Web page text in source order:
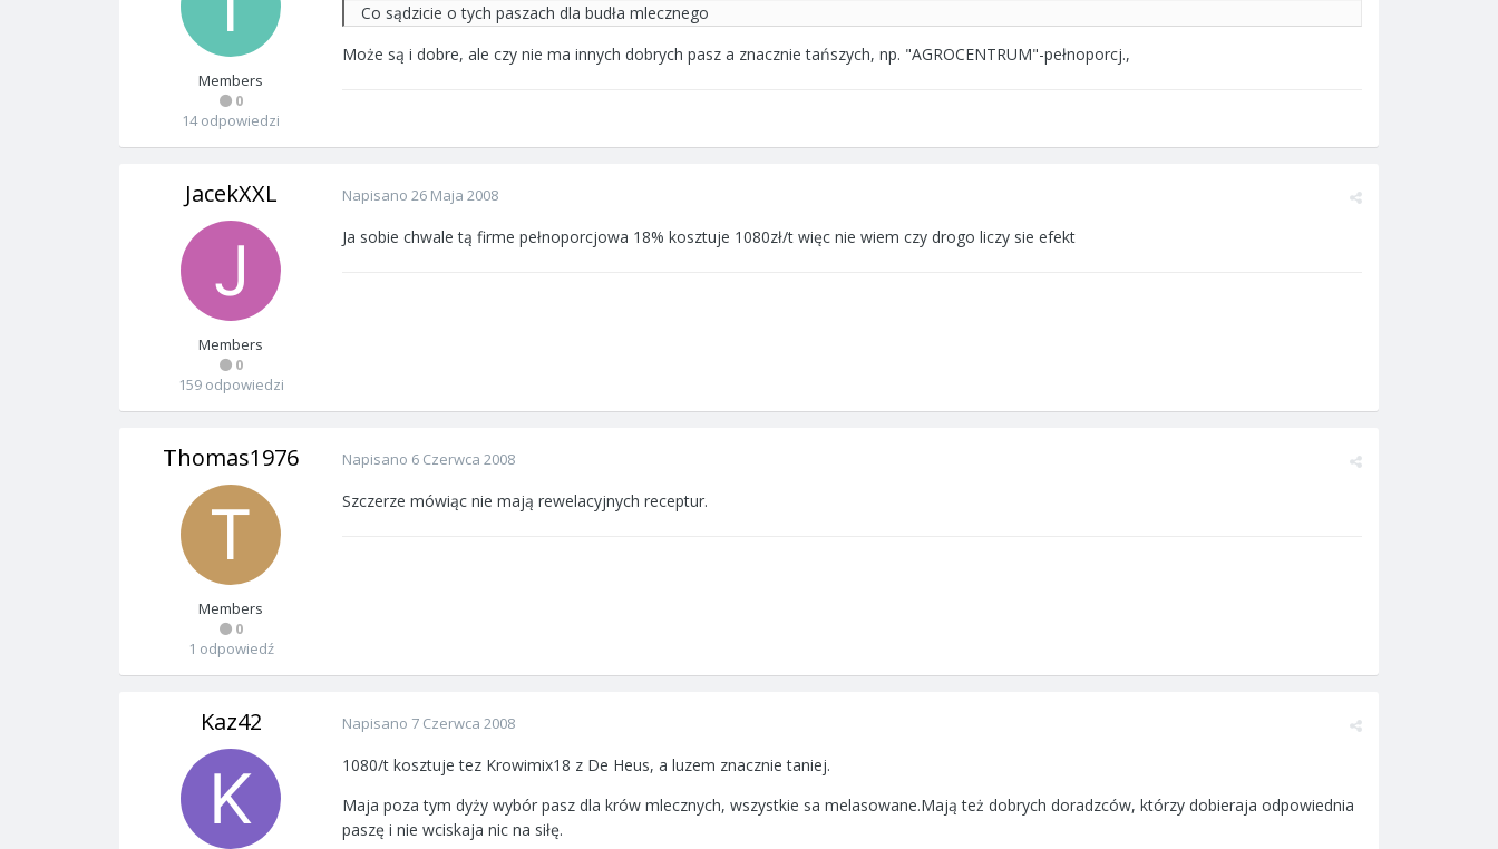
Members
0
14 odpowiedzi
Co sądzicie o tych paszach dla budła mlecznego
Może są i dobre, ale czy nie ma innych dobrych pasz a znacznie tańszych, np. "AGROCENTRUM"-pełnoporcj.,
JacekXXL
Members
0
159 odpowiedzi
Napisano 26 Maja 2008
Ja sobie chwale tą firme pełnoporcjowa 18% kosztuje 1080zł/t więc nie wiem czy drogo liczy sie efekt
Thomas1976
Members
0
1 odpowiedź
Napisano 6 Czerwca 2008
Szczerze mówiąc nie mają rewelacyjnych receptur.
Kaz42 Napisano 7 Czerwca 2008
1080/t kosztuje tez Krowimix18 z De Heus, a luzem znacznie taniej.
Maja poza tym dyży wybór pasz dla krów mlecznych, wszystkie sa melasowane.Mają też dobrych doradzców, którzy dobieraja odpowiednia
paszę i nie wciskaja nic na siłę.